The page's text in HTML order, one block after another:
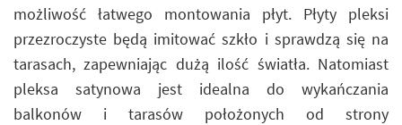
możliwość łatwego montowania płyt. Płyty pleksi
przezroczyste będą imitować szkło i sprawdzą się na
tarasach, zapewniając dużą ilość światła. Natomiast
pleksa satynowa jest idealna do wykańczania
balkonów i tarasów położonych od strony